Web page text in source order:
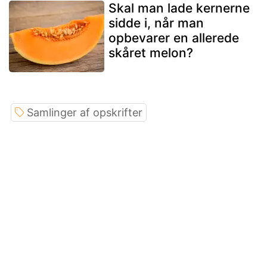
Skal man lade kernerne
sidde i, når man
opbevarer en allerede
skåret melon?
Samlinger af opskrifter